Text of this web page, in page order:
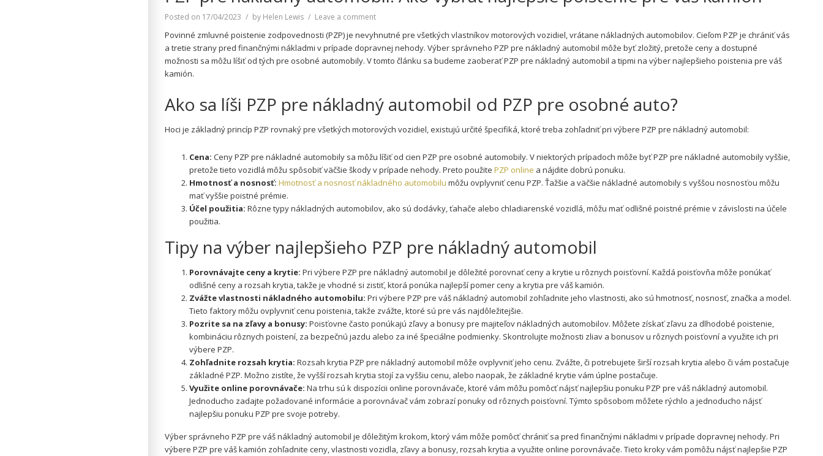
Posted on 17/04/2023 by Helen Lewis Leave a comment
pre
nákladný
automobil:
najlepšie
poistenie
váš
Povinné zmluvné poistenie zodpovednosti (PZP) je nevyhnutné pre všetkých vlastníkov motorových vozidiel, vrátane nákladných automobilov. Cieľom PZP je chrániť vás
a tretie strany pred finančnými nákladmi v prípade dopravnej nehody. Výber správneho PZP pre nákladný automobil môže byť zložitý, pretože ceny a dostupné
možnosti sa môžu líšiť od tých pre osobné automobily. V tomto článku sa budeme zaoberať PZP pre nákladný automobil a tipmi na výber najlepšieho poistenia pre váš
kamión.
Ako sa líši PZP pre nákladný automobil od PZP pre osobné auto?
Hoci je základný princíp PZP rovnaký pre všetkých motorových vozidiel, existujú určité špecifiká, ktoré treba zohľadniť pri výbere PZP pre nákladný automobil:
Cena: Ceny PZP pre nákladné automobily sa môžu líšiť od cien PZP pre osobné automobily. V niektorých prípadoch môže byť PZP pre nákladné automobily vyššie,
pretože tieto vozidlá môžu spôsobiť väčšie škody v prípade nehody. Preto použitePZP online a nájdite dobrú ponuku.
Hmotnosť a nosnosť: Hmotnosť a nosnosť nákladného automobilu môžu ovplyvniť cenu PZP. Ťažšie a väčšie nákladné automobily s vyššou nosnosťou môžu
mať vyššie poistné prémie.
Účel použitia: Rôzne typy nákladných automobilov, ako sú dodávky, ťahače alebo chladiarenské vozidlá, môžu mať odlišné poistné prémie v závislosti na účele
použitia.
Tipy na výber najlepšieho PZP pre nákladný automobil
Porovnávajte ceny a krytie: Pri výbere PZP pre nákladný automobil je dôležité porovnať ceny a krytie u rôznych poisťovní. Každá poisťovňa môže ponúkať
odlišné ceny a rozsah krytia, takže je vhodné si zistiť, ktorá ponúka najlepší pomer ceny a krytia pre váš kamión.
Zvážte vlastnosti nákladného automobilu: Pri výbere PZP pre váš nákladný automobil zohľadnite jeho vlastnosti, ako sú hmotnosť, nosnosť, značka a model.
Tieto faktory môžu ovplyvniť cenu poistenia, takže zvážte, ktoré sú pre vás najdôležitejšie.
Pozrite sa na zľavy a bonusy: Poisťovne často ponúkajú zľavy a bonusy pre majiteľov nákladných automobilov. Môžete získať zľavu za dlhodobé poistenie,
kombináciu rôznych poistení, za bezpečnú jazdu alebo za iné špeciálne podmienky. Skontrolujte možnosti zliav a bonusov u rôznych poisťovní a využite ich pri
výbere PZP.
Zohľadnite rozsah krytia: Rozsah krytia PZP pre nákladný automobil môže ovplyvniť jeho cenu. Zvážte, či potrebujete širší rozsah krytia alebo či vám postačuje
základné PZP. Možno zistíte, že vyšší rozsah krytia stojí za vyššiu cenu, alebo naopak, že základné krytie vám úplne postačuje.
Využite online porovnávače: Na trhu sú k dispozícii online porovnávače, ktoré vám môžu pomôcť nájsť najlepšiu ponuku PZP pre váš nákladný automobil.
Jednoducho zadajte požadované informácie a porovnávač vám zobrazí ponuky od rôznych poisťovní. Týmto spôsobom môžete rýchlo a jednoducho nájsť
najlepšiu ponuku PZP pre svoje potreby.
Výber správneho PZP pre váš nákladný automobil je dôležitým krokom, ktorý vám môže pomôcť chrániť sa pred finančnými nákladmi v prípade dopravnej nehody. Pri
výbere PZP pre váš kamión zohľadnite ceny, vlastnosti vozidla, zľavy a bonusy, rozsah krytia a využite online porovnávače. Tieto kroky vám pomôžu nájsť najlepšie PZP